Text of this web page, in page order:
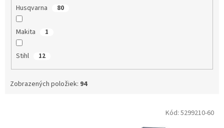
Husqvarna 80
Makita 1
Stihl 12
Zobrazených položiek: 94
Kód: 5299210-60